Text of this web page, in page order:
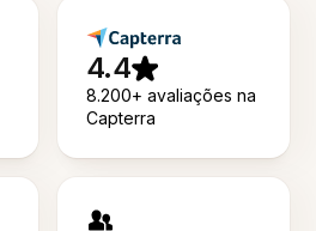
4.4
8.200+ avaliações na
Capterra